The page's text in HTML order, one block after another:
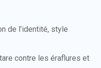
de l’identité, style
contre les éraflures et